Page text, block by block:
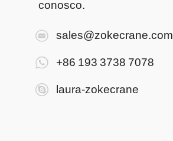
conosco.
sales@zokecrane.com
+86 193 3738 7078
laura-zokecrane